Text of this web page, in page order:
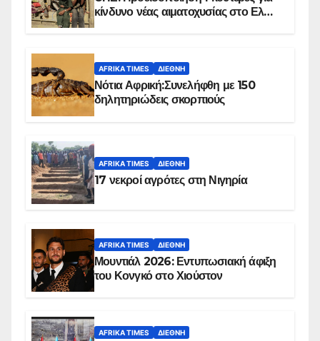
κίνδυνο νέας αιματοχυσίας στο Ελ
AFRIKA TIMES ΔΙΕΘΝΉ
Νότια Αφρική:Συνελήφθη με 150
δηλητηριώδεις σκορπιούς
AFRIKA TIMES ΔΙΕΘΝΉ
17 νεκροί αγρότες στη Νιγηρία
AFRIKA TIMES ΔΙΕΘΝΉ
Μουντιάλ 2026: Εντυπωσιακή άφιξη
του Κονγκό στο Χιούστον
AFRIKA TIMES ΔΙΕΘΝΉ